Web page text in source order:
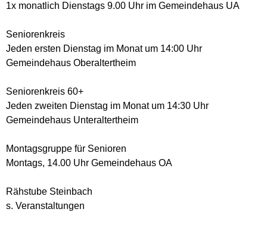
1x monatlich Dienstags 9.00 Uhr im Gemeindehaus UA
Seniorenkreis
Jeden ersten Dienstag im Monat um 14:00 Uhr
Gemeindehaus Oberaltertheim
Seniorenkreis 60+
Jeden zweiten Dienstag im Monat um 14:30 Uhr
Gemeindehaus Unteraltertheim
Montagsgruppe für Senioren
Montags, 14.00 Uhr Gemeindehaus OA
Rähstube Steinbach
s. Veranstaltungen